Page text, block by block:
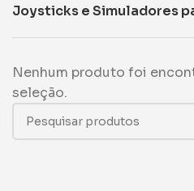
Joysticks e Simuladores
Nenhum produto foi
seleção.